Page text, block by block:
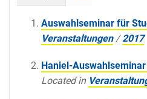
Auswahlseminar für
Veranstaltungen /2017
Haniel-
Located in